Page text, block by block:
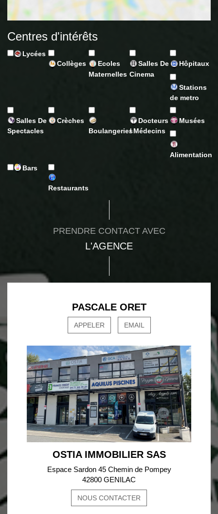
Centres d'intérêts
Lycées
Collèges
Ecoles
Maternelles
Salles De
Cinema
Hôpitaux
Stations
de metro
Salles De
Spectacles
Crèches
Boulangeries
Docteurs
/ Médecins
Musées
Alimentation
Bars
Restaurants
PRENDRE CONTACT AVEC
L'AGENCE
PASCALE ORET
APPELER EMAIL
OSTIA IMMOBILIER SAS
Espace Sardon 45 Chemin de Pompey
42800 GENILAC
NOUS CONTACTER